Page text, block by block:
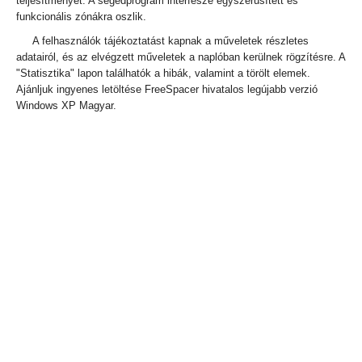
funkcionális zónákra oszlik.
A felhasználók tájékoztatást kapnak a műveletek részletes
adatairól, és az elvégzett műveletek a naplóban kerülnek rögzítésre. A
"Statisztika" lapon találhatók a hibák, valamint a törölt elemek.
Ajánljuk ingyenes letöltése FreeSpacer hivatalos legújabb verzió
Windows XP Magyar.